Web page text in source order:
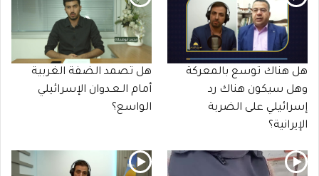
هل هناك توسع بالمعركة
وهل سيكون هناك رد
إسرائيلي على الضربة
الإيرانية؟
هل تصمد الضفة الغربية
أمام الـعـدوان الإسرائيلي
الواسع؟